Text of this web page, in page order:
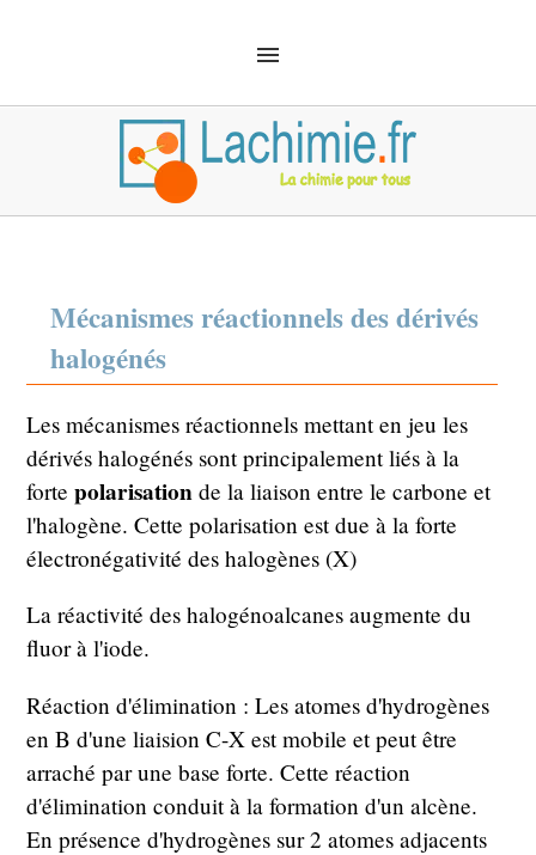
ACCUEIL
SOLUTIONS
CHIMIE ANALYTIQUE
CHIMIE ORGANIQUE
MÉCANIQUE QUANTIQUE
Mécanismes réactionnels des dérivés
halogénés
Les mécanismes réactionnels mettant en jeu les
dérivés halogénés sont principalement liés à la
fortepolarisation de la liaison entre le carbone et
l'halogène. Cette polarisation est due à la forte
électronégativité des halogènes (X)
La réactivité des halogénoalcanes augmente du
fluor à l'iode.
Réaction d'élimination : Les atomes d'hydrogènes
en B d'une liaision C-X est mobile et peut être
arraché par une base forte. Cette réaction
d'élimination conduit à la formation d'un alcène.
En présence d'hydrogènes sur 2 atomes adjacents